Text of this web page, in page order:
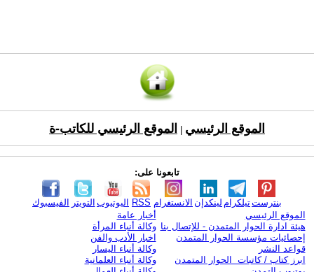
الموقع الرئيسي الموقع الرئيسي للكاتب-ة
تابعونا على:
الفيسبوك التويتر اليوتيوب RSS الانستغرام لينكدإن تيلكرامبنترست
الموقع الرئيسي
هيئة ادارة الحوار المتمدن - للإتصال بنا
إحصائيات مؤسسة الحوار المتمدن
قواعد النشر
ابرز كتاب / كاتبات الحوار المتمدن
أخبار عامة
وكالة أنباء المرأة
اخبار الأدب والفن
وكالة أنباء اليسار
وكالة أنباء العلمانية